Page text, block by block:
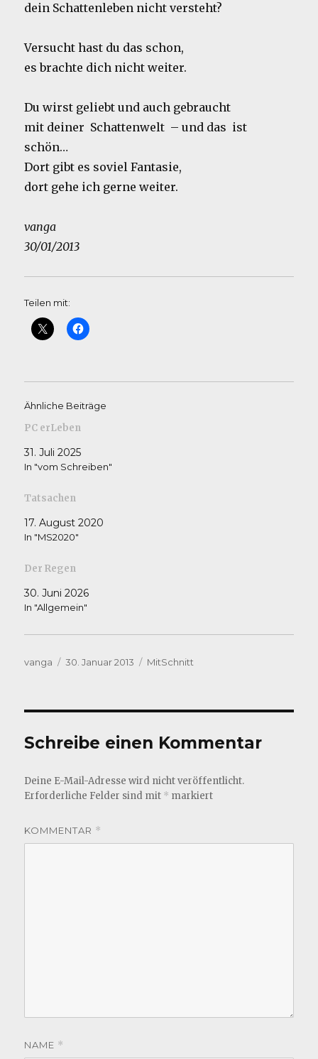
dein Schattenleben nicht versteht?
Versucht hast du das schon,
es brachte dich nicht weiter.
Du wirst geliebt und auch gebraucht
mit deiner Schattenwelt – und das ist
schön…
Dort gibt es soviel Fantasie,
dort gehe ich gerne weiter.
vanga
30/01/2013
Teilen mit:
Ähnliche Beiträge
PC erLeben
31. Juli 2025
In "vom Schreiben"
Tatsachen
17. August 2020
In "MS2020"
Der Regen
30. Juni 2026
In "Allgemein"
Autor
vanga
Veröffentlicht
30. Januar 2013 Kategorien
MitSchnitt
Schreibe einen Kommentar
Deine E-Mail-Adresse wird nicht veröffentlicht.
Erforderliche Felder sind mit * markiert
KOMMENTAR *
NAME *